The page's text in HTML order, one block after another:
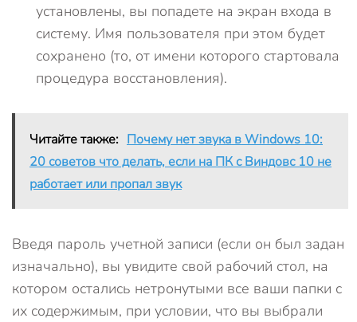
установлены, вы попадете на экран входа в
систему. Имя пользователя при этом будет
сохранено (то, от имени которого стартовала
процедура восстановления).
Читайте также: Почему нет звука в Windows 10:
20 советов что делать, если на ПК с Виндовс 10 не
работает или пропал звук
Введя пароль учетной записи (если он был задан
изначально), вы увидите свой рабочий стол, на
котором остались нетронутыми все ваши папки с
их содержимым, при условии, что вы выбрали